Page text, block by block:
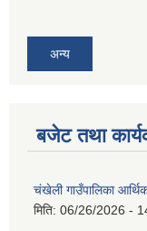
अन्य
बजेट तथा
चंखेली गाउँपालिका
मिति: 06/26/2026 -